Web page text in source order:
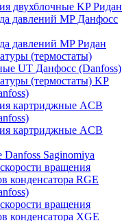
двухблочные KP Ридан
давлений MP Данфосс
давлений MP Ридан
(термостаты)
UT Данфосс (Danfoss)
(термостаты) KP
картриджные ACB
картриджные ACB
Danfoss Saginomiya
вращения
конденсатора RGE
вращения
конденсатора XGE